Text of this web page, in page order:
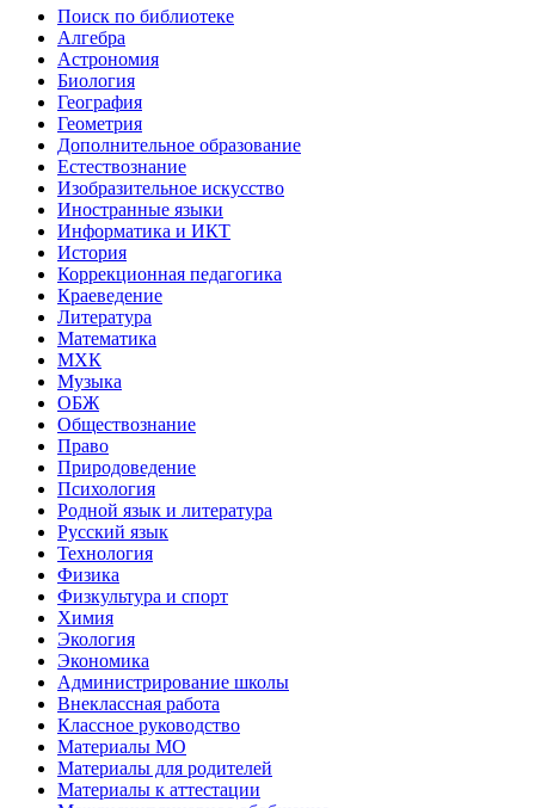
Поиск по библиотеке
Алгебра
Астрономия
Биология
География
Геометрия
Дополнительное образование
Естествознание
Изобразительное искусство
Иностранные языки
Информатика и ИКТ
История
Коррекционная педагогика
Краеведение
Литература
Математика
МХК
Музыка
ОБЖ
Обществознание
Право
Природоведение
Психология
Родной язык и литература
Русский язык
Технология
Физика
Физкультура и спорт
Химия
Экология
Экономика
Администрирование школы
Внеклассная работа
Классное руководство
Материалы МО
Материалы для родителей
Материалы к аттестации